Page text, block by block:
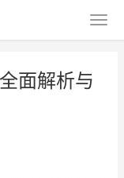
面解析与